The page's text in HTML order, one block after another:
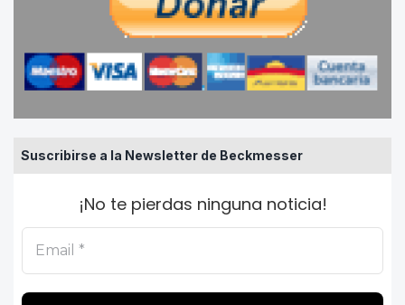
Suscribirse a la Newsletter de Beckmesser
¡No te pierdas ninguna noticia!